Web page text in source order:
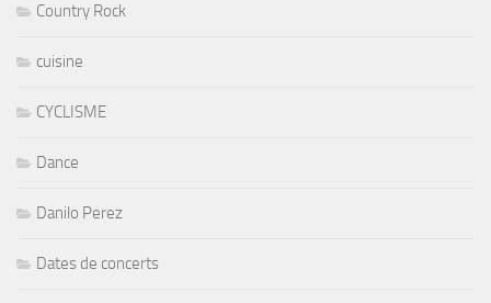
Country Rock
cuisine
CYCLISME
Dance
Danilo Perez
Dates de concerts